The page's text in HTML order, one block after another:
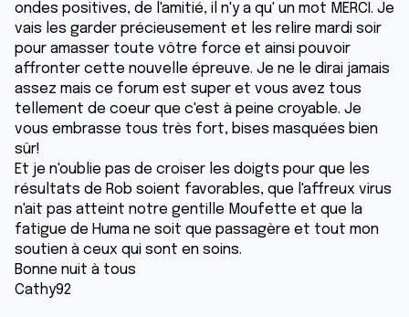
ondes positives, de l'amitié, il n'y a qu' un mot MERCI. Je
vais les garder précieusement et les relire mardi soir
pour amasser toute vôtre force et ainsi pouvoir
affronter cette nouvelle épreuve. Je ne le dirai jamais
assez mais ce forum est super et vous avez tous
tellement de coeur que c'est à peine croyable. Je
vous embrasse tous très fort, bises masquées bien
sûr!
Et je n'oublie pas de croiser les doigts pour que les
résultats de Rob soient favorables, que l'affreux virus
n'ait pas atteint notre gentille Moufette et que la
fatigue de Huma ne soit que passagère et tout mon
soutien à ceux qui sont en soins.
Bonne nuit à tous
Cathy92